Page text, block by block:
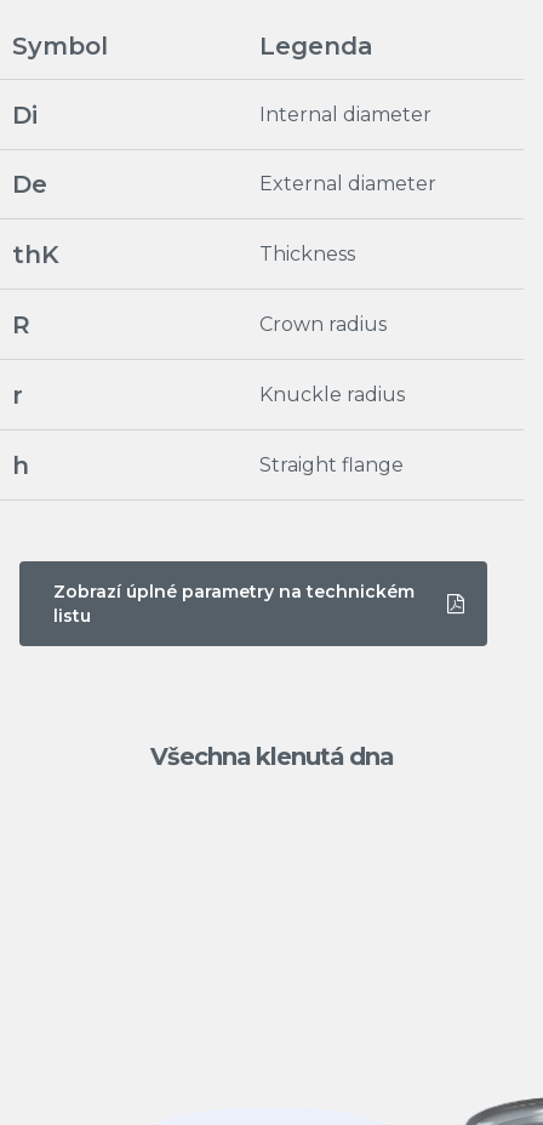
Symbol Legenda
Di Internal diameter
De External diameter
thK Thickness
R Crown radius
r Knuckle radius
h Straight flange
Zobrazí úplné parametry na technickém
listu
Všechna klenutá dna